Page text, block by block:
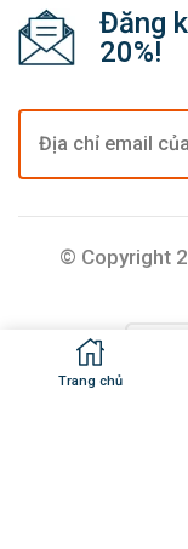
Trang chủ
Đăng
20%!
© Copyright